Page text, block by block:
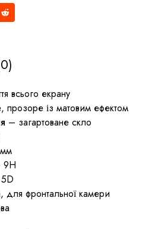
всього екрану
із матовим ефектом
– загартоване скло
9H
фронтальної камери